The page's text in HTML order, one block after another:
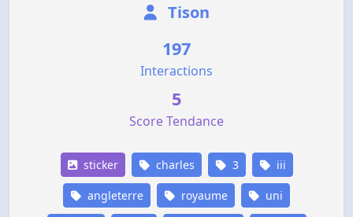
Tison
197
Interactions
5
Score Tendance
sticker charles 3 iii
angleterre royaume uni